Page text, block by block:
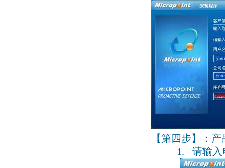
【第四步】：
1.
请输入